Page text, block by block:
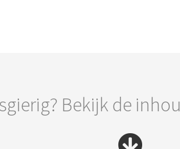
Bekijk de